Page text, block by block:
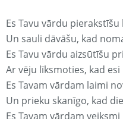
Es Tavu vārdu pierakstīšu
Un sauli dāvāšu, kad
Es Tavu vārdu aizsūtīšu
Ar vēju līksmoties, kad
Es Tavam vārdam laimi
Un prieku skanīgo, kad
Es Tavam vārdam